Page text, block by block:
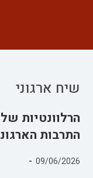
שיח ארגוני
הרלוונטיות
התרבות
פורסם:
09/06/2026